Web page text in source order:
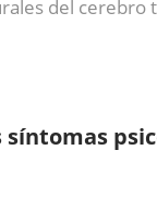
del cerebro
síntomas